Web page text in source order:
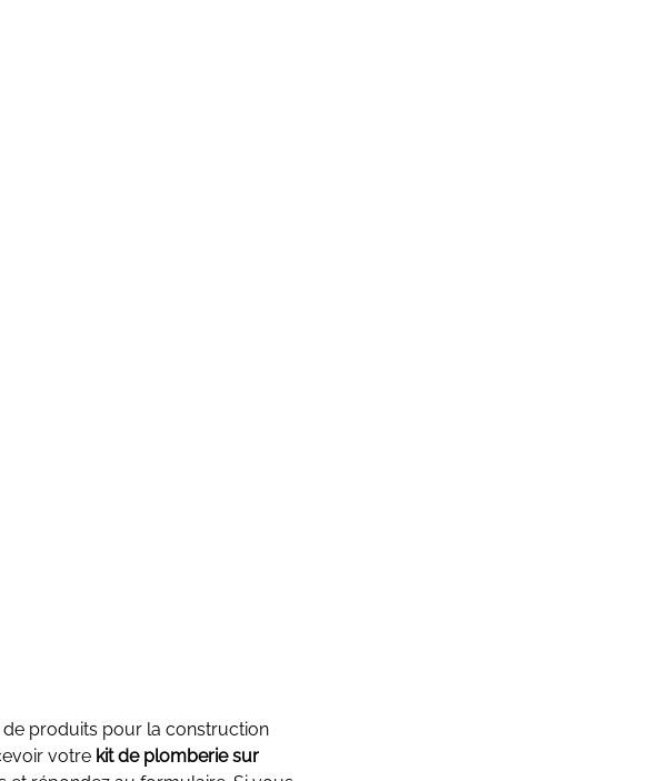
de produits pour la construction
votre kit de plomberie sur